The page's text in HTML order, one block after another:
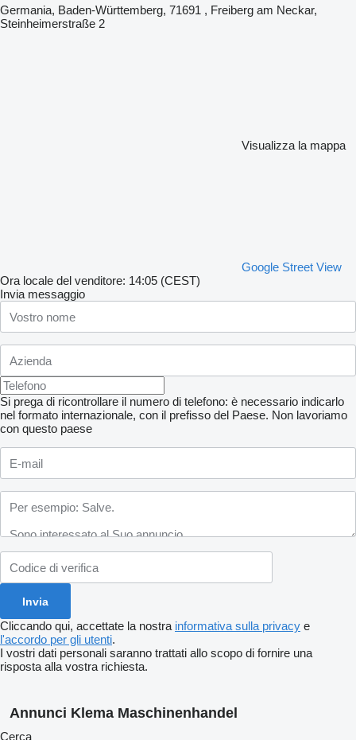
Germania, Baden-Württemberg, 71691 , Freiberg am Neckar,
Steinheimerstraße 2
Visualizza la mappa
Google Street View
Ora locale del venditore: 14:05 (CEST)
Invia messaggio
Si prega di ricontrollare il numero di telefono: è necessario indicarlo
nel formato internazionale, con il prefisso del Paese. Non lavoriamo
con questo paese
Cliccando qui, accettate la nostra informativa sulla privacy e
l'accordo per gli utenti.
I vostri dati personali saranno trattati allo scopo di fornire una
risposta alla vostra richiesta.
Annunci Klema Maschinenhandel
Cerca